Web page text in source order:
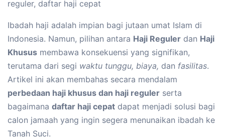
reguler, daftar haji cepat
Ibadah haji adalah impian bagi jutaan umat Islam di
Indonesia. Namun, pilihan antara Haji Reguler dan Haji
Khusus membawa konsekuensi yang signifikan,
terutama dari segi waktu tunggu, biaya, dan fasilitas.
Artikel ini akan membahas secara mendalam
perbedaan haji khusus dan haji reguler serta
bagaimana daftar haji cepat dapat menjadi solusi bagi
calon jamaah yang ingin segera menunaikan ibadah ke
Tanah Suci.